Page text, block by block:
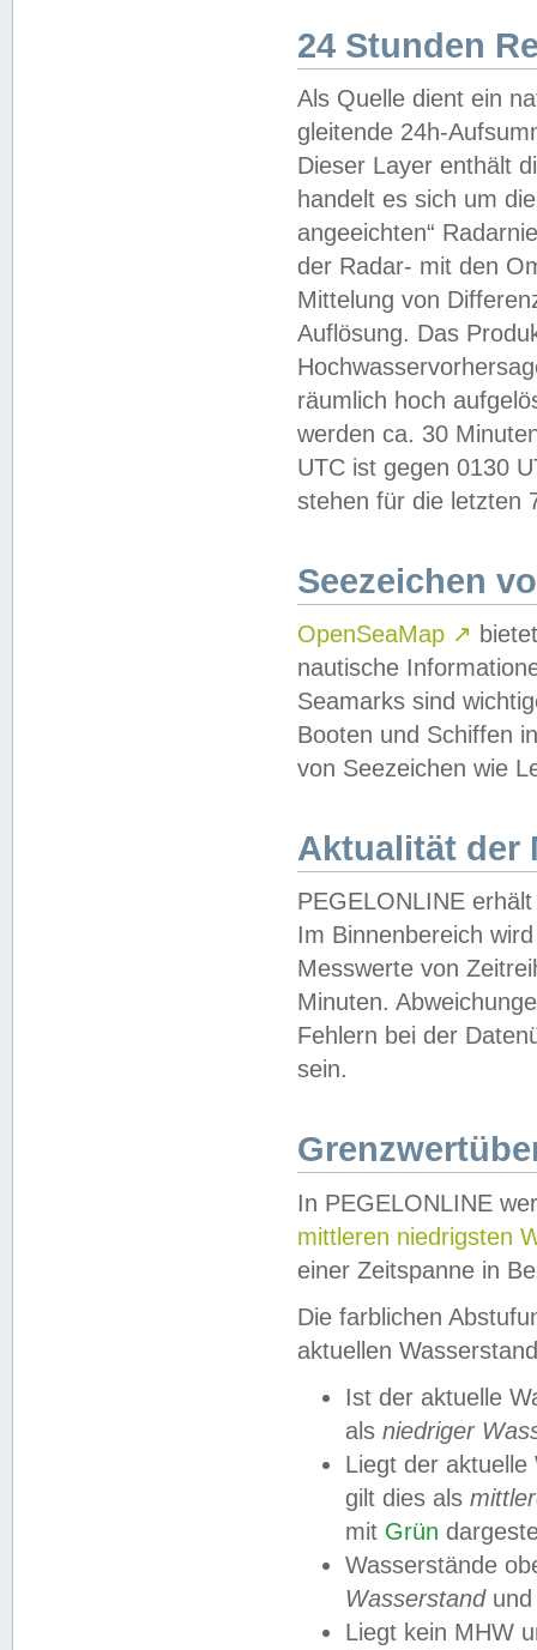
24 Stunden
Als Quelle dient ein
gleitende 24h-
Dieser Layer enthält
handelt es sich um
angeeichten“
der Radar- mit den
Mittelung von
Auflösung. Das
räumlich hoch
werden ca. 30
UTC ist gegen 0130
stehen für die letzten
Seezeichen
OpenSeaMap ↗
nautische
Seamarks sind
Booten und Schiffen
von Seezeichen wie
Aktualität der
PEGELONLINE
Im Binnenbereich
Messwerte von
Minuten.
Fehlern bei der
sein.
In PEGELONLINE
mittleren niedrigsten
einer Zeitspanne in
Die farblichen
aktuellen
Ist der aktuelle
als niedriger
Liegt der
gilt dies als
mit Grün
Wasserstände
Wasserstandund
Liegt kein MHW